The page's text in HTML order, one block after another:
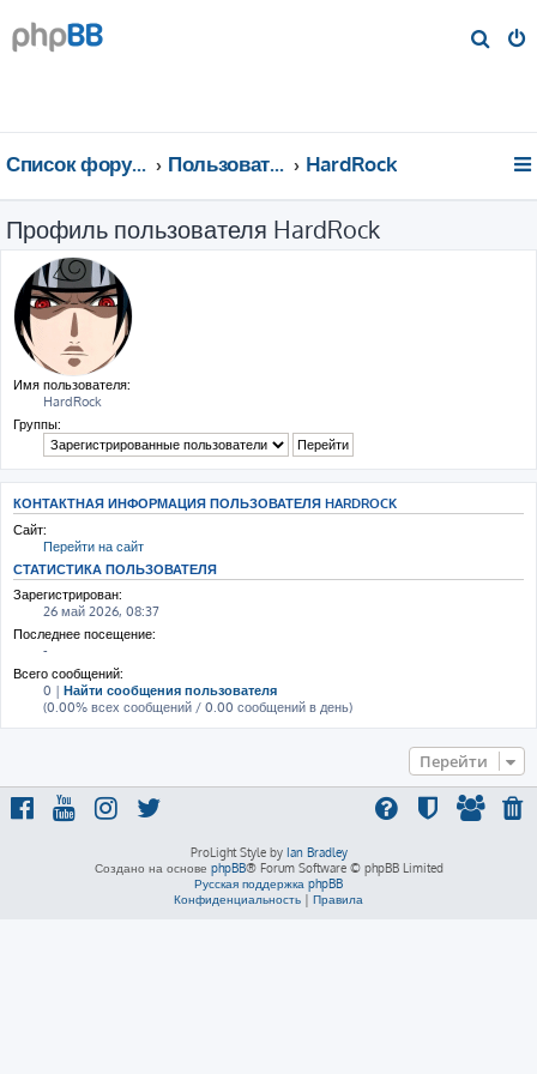
Список форумов Пользователи HardRock
Профиль пользователя HardRock
Имя пользователя:
HardRock
Группы:
КОНТАКТНАЯ ИНФОРМАЦИЯ ПОЛЬЗОВАТЕЛЯ HARDROCK
Сайт:
Перейти на сайт
СТАТИСТИКА ПОЛЬЗОВАТЕЛЯ
Зарегистрирован:
26 май 2026, 08:37
Последнее посещение:
-
Всего сообщений:
0 | Найти сообщения пользователя
(0.00% всех сообщений / 0.00 сообщений в день)
Перейти
ProLight Style by Ian Bradley
Создано на основе phpBB® Forum Software © phpBB Limited
Русская поддержка phpBB
Конфиденциальность | Правила